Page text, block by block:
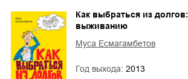
Как выбраться из
выживанию
Муса Есмагамбетов
Год выхода: 2013